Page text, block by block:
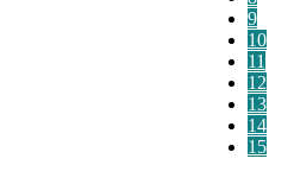
9
10
11
12
13
14
15